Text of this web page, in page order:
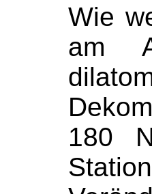
Wie
am
180